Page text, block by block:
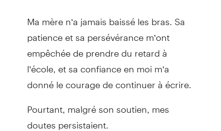
Ma mère n’a jamais baissé les bras. Sa
patience et sa persévérance m’ont
empêchée de prendre du retard à
l’école, et sa confiance en moi m’a
donné le courage de continuer à écrire.
Pourtant, malgré son soutien, mes
doutes persistaient.